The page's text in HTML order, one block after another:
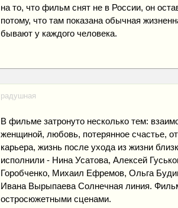
на то, что фильм снят не в России, он
потому, что там показана обычная
бывают у каждого человека.
радушная
В фильме затронуто несколько тем:
женщиной, любовь, потерянное счастье,
карьера, жизнь после ухода из жизни
исполнили - Нина Усатова, Алексей
Горобченко, Михаил Ефремов, Ольга
Ивана Вырыпаева Солнечная линия.
остросюжетными сценами.